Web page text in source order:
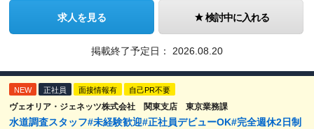
求人を見る 検討中に入れる
掲載終了予定日： 2026.08.20
NEW 正社員 面接情報有 自己PR不要
ヴェオリア・ジェネッツ株式会社 関東支店 東京業務課
水道調査スタッフ#未経験歓迎#正社員デビューOK#完全週休2日制